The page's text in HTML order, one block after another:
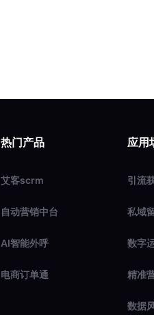
热门产品
艾客scrm
自动营销中台
AI智能外呼
电商订单通
应用
引流
私域
数字
精准
数据